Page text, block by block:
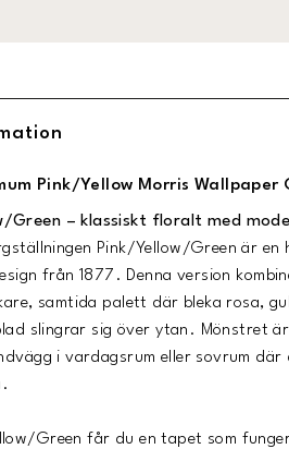
Pink/Yellow Morris Wallpaper
Green – klassiskt floralt med
Pink/Yellow/Green är en
från 1877. Denna version
samtida palett där bleka rosa,
slingrar sig över ytan. Mönstret
i vardagsrum eller sovrum där
Green får du en tapet som